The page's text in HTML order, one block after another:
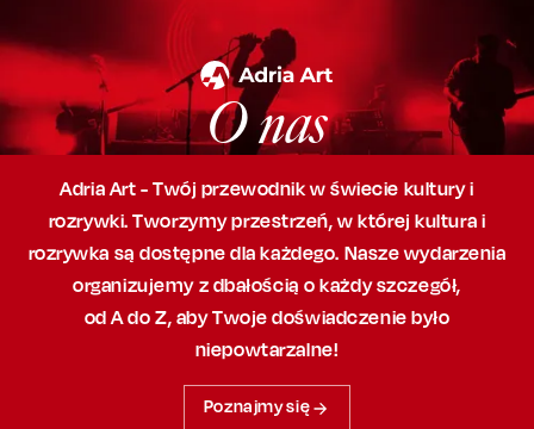
O nas
Adria Art - Twój przewodnik w świecie kultury i
rozrywki. Tworzymy przestrzeń,w której kultura i
rozrywka są dostępne dla każdego. Nasze wydarzenia
organizujemy z dbałością o każdy szczegół,
od A do Z, abyTwoje doświadczenie było
niepowtarzalne!
Poznajmy się